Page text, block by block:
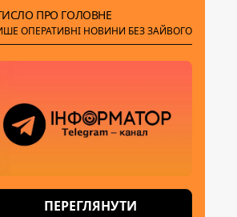
ПРО ГОЛОВНЕ
ОПЕРАТИВНІ НОВИНИ БЕЗ ЗАЙВОГО
ПЕРЕГЛЯНУТИ